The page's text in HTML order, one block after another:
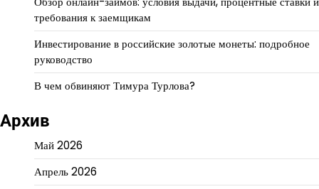
требования к заемщикам
Инвестирование в российские золотые монеты: подробное
руководство
В чем обвиняют Тимура Турлова?
Архив
Май 2026
Апрель 2026